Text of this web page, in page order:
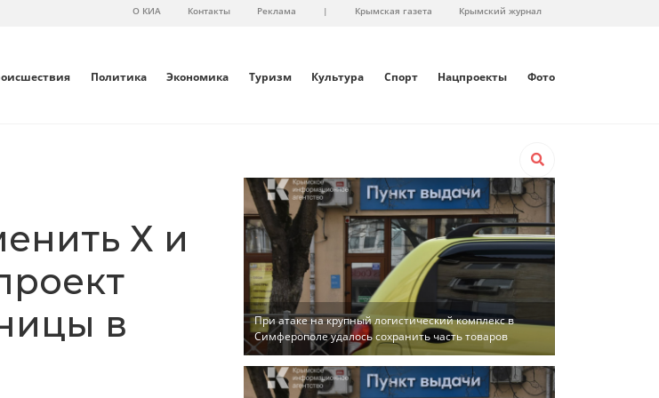
О КИА Контакты Реклама | Крымская газета Крымский журнал
Политика Экономика Туризм Культура Спорт Нацпроекты Фото
Х и
в
При атаке на крупный логистический комплекс в
Симферополе удалось сохранить часть товаров